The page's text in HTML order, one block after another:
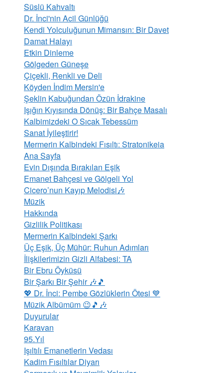
Süslü Kahvaltı
Dr. İnci'nin Acil Günlüğü
Kendi Yolculuğunun Mimarısın: Bir Davet
Damat Halayı
Etkin Dinleme
Gölgeden Güneşe
Çiçekli, Renkli ve Deli
Köyden İndim Mersin'e
Şeklin Kabuğundan Özün İdrakine
Işığın Kıyısında Dönüş: Bir Bahçe Masalı
Kalbimizdeki O Sıcak Tebessüm
Sanat İyileştirir!
Mermerin Kalbindeki Fısıltı: Stratonikeia
Ana Sayfa
Evin Dışında Bırakılan Eşik
Emanet Bahçesi ve Gölgeli Yol
Cicero’nun Kayıp Melodisi🎶
Müzik
Hakkında
Gizlilik Politikası
Mermerin Kalbindeki Şarkı
Üç Eşik, Üç Mühür: Ruhun Adımları
İlişkilerimizin Gizli Alfabesi: TA
Bir Ebru Öyküsü
Bir Şarkı Bir Şehir 🎶🎵
💖 Dr. İnci: Pembe Gözlüklerin Ötesi 💙
Müzik Albümüm 😉🎵🎶
Duyurular
Karavan
95.Yıl
​Işıltılı Emanetlerin Vedası
Kadim Fısıltılar Diyarı